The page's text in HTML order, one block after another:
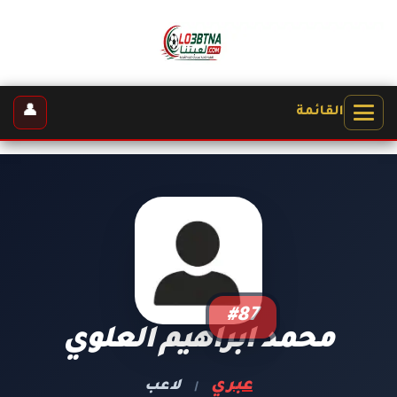
القائمة 👤
#87
محمد ابراهيم العلوي
عبري | لاعب